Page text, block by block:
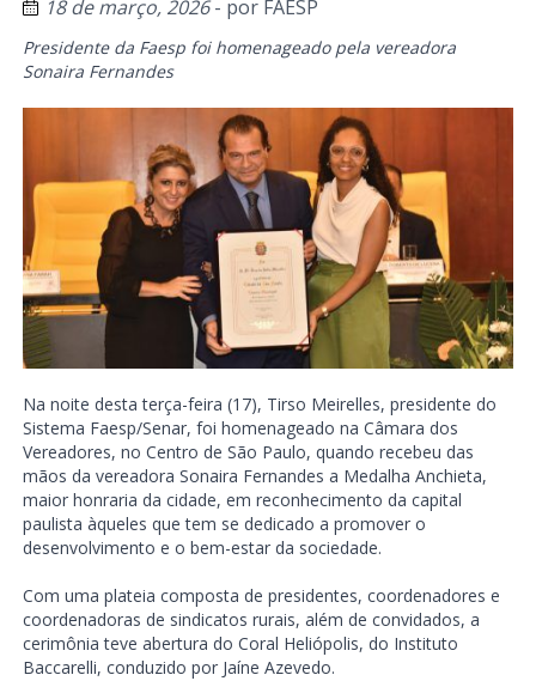
18 de março, 2026- por FAESP
Presidente da Faesp foi homenageado pela vereadora
Sonaira Fernandes
Na noite desta terça-feira (17), Tirso Meirelles, presidente do
Sistema Faesp/Senar, foi homenageado na Câmara dos
Vereadores, no Centro de São Paulo, quando recebeu das
mãos da vereadora Sonaira Fernandes a Medalha Anchieta,
maior honraria da cidade, em reconhecimento da capital
paulista àqueles que tem se dedicado a promover o
desenvolvimento e o bem-estar da sociedade.
Com uma plateia composta de presidentes, coordenadores e
coordenadoras de sindicatos rurais, além de convidados, a
cerimônia teve abertura do Coral Heliópolis, do Instituto
Baccarelli, conduzido por Jaíne Azevedo.